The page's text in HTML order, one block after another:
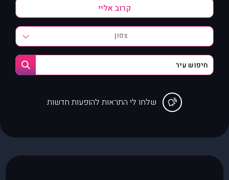
צפון
שלחו לי התראות להופעות חדשות